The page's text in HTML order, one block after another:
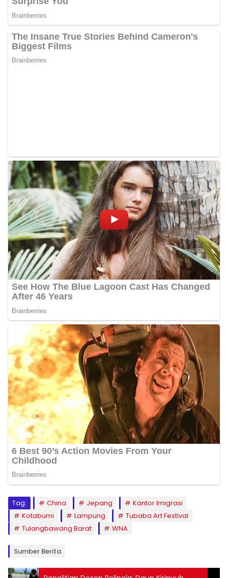
Tag: China Jepang
Kantor Imigrasi
Kotabumi
Lampung
Tubaba Art Festival
Tulangbawang Barat
WNA
Sumber Berita